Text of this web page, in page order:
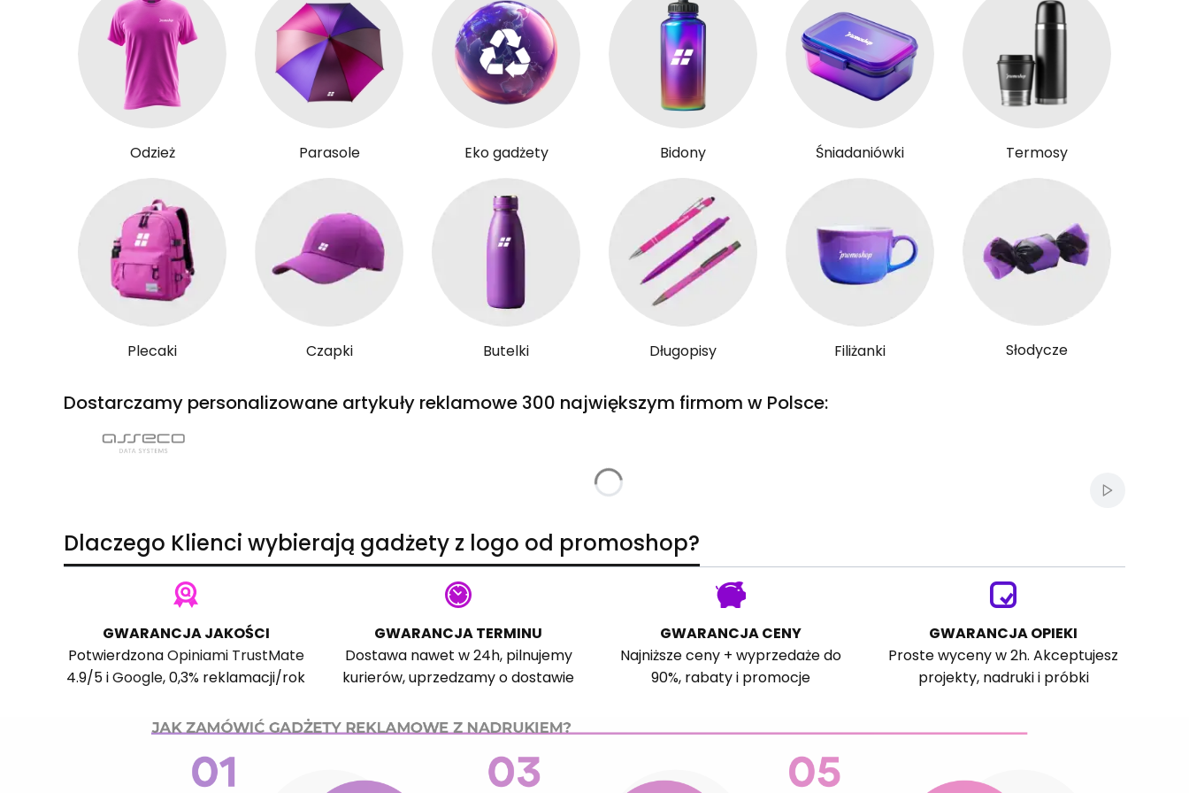
Odzież Parasole Eko gadżety Bidony Śniadaniówki Termosy
Plecaki Czapki Butelki Długopisy Filiżanki Słodycze
Dostarczamy personalizowane artykuły reklamowe 300 największym firmom w Polsce:
Włącz
Dlaczego Klienci wybierają gadżety z logo od promoshop?
GWARANCJA JAKOŚCI
PotwierdzonaOpiniami TrustMate
4.9/5 iGoogle, 0,3% reklamacji/rok
GWARANCJA TERMINU
Dostawa nawet w 24h, pilnujemy
kurierów, uprzedzamy o dostawie
GWARANCJA CENY
Najniższe ceny + wyprzedaże do
90%, rabaty i promocje
GWARANCJA OPIEKI
Proste wyceny w 2h. Akceptujesz
projekty, nadruki i próbki